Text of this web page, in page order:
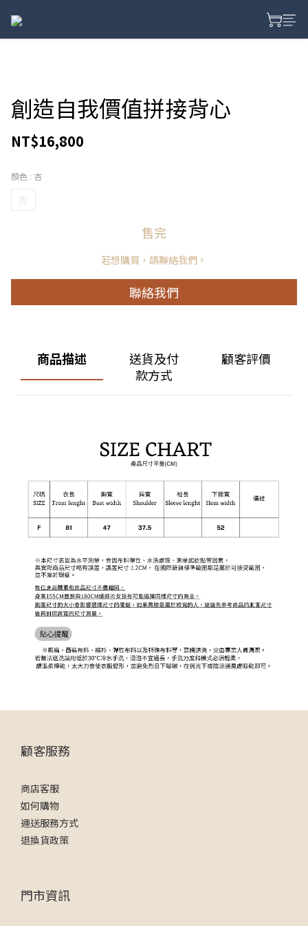
創造自我價值拼接背心
NT$16,800
顏色 : 杏
杏
售完
若想購買，請聯絡我們。
聯絡我們
商品描述
送貨及付
款方式
顧客評價
顧客服務
商店客服
如何購物
運送服務方式
退換貨政策
門市資訊